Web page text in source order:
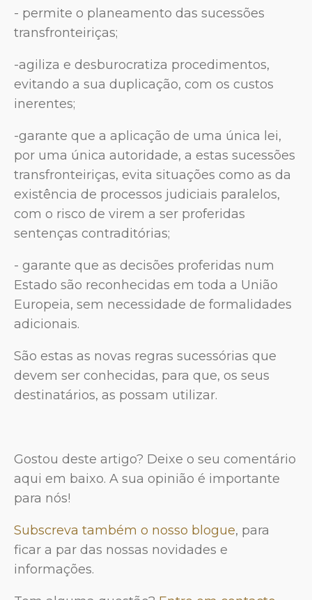
- permite o planeamento das sucessões
transfronteiriças;
-agiliza e desburocratiza procedimentos,
evitando a sua duplicação, com os custos
inerentes;
-garante que a aplicação de uma única lei,
por uma única autoridade, a estas sucessões
transfronteiriças, evita situações como as da
existência de processos judiciais paralelos,
com o risco de virem a ser proferidas
sentenças contraditórias;
- garante que as decisões proferidas num
Estado são reconhecidas em toda a União
Europeia, sem necessidade de formalidades
adicionais.
São estas as novas regras sucessórias que
devem ser conhecidas, para que, os seus
destinatários, as possam utilizar.
Gostou deste artigo? Deixe o seu comentário
aqui em baixo. A sua opinião é importante
para nós!
Subscreva também o nosso blogue, para
ficar a par das nossas novidades e
informações.